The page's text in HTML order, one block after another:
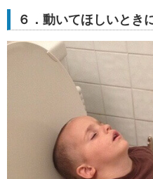
６．動いてほしいとき